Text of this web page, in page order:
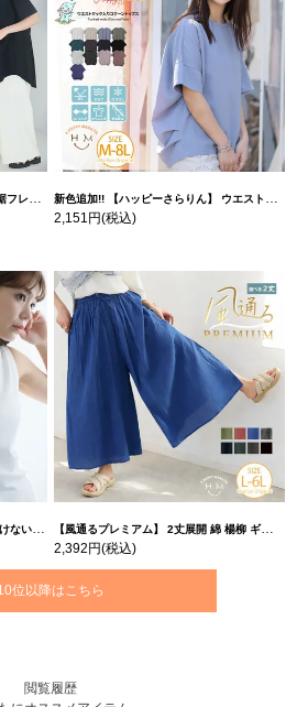
ーマリリン 新色追加!! 【ハッピーさらりん】 ウエストタック入り スッキリ魅せ コクーントップス | 大きいサイズの通販ならハッピーマリリン
2,151円(税込)
ピーマリリン 【風通るプレミアム】 2丈展開 綿 楊柳 ギャザー フレア スカンツ 【ウェストゴム】 | 大きいサイズの通販ならハッピーマリリン
2,392円(税込)
位以降はこちら
閲覧履歴